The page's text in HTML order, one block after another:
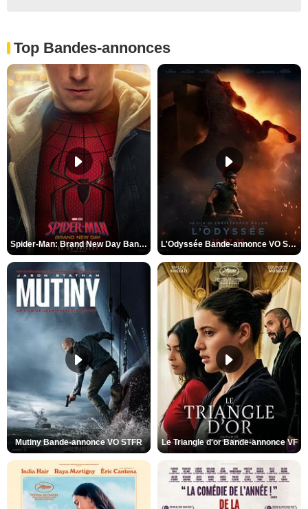
Top Bandes-annonces
Spider-Man: Brand New Day Bande-annonce VO STFR L'Odyssée Bande-annonce VO STFR
Mutiny Bande-annonce VO STFR Le Triangle d'or Bande-annonce VF